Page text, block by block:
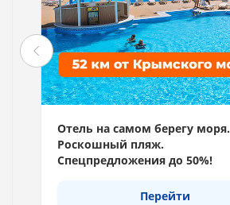
Отель на самом берегу моря.
Роскошный пляж.
Спецпредложения до 50%!
Перейти